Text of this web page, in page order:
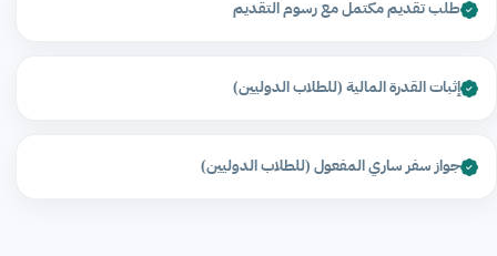
طلب تقديم مكتمل مع رسوم التقديم
إثبات القدرة المالية (للطلاب الدوليين)
جواز سفر ساري المفعول (للطلاب الدوليين)